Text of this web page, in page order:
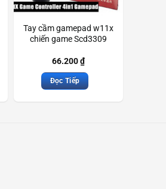
Tay cầm gamepad w11x
chiến game Scd3309
66.200₫
Đọc Tiếp